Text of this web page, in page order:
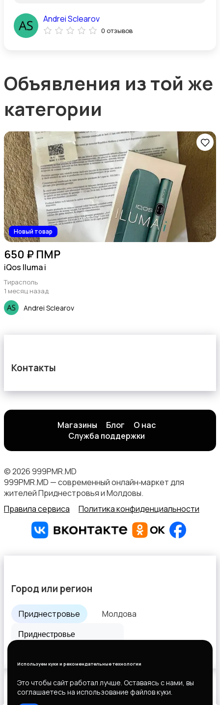
Andrei Sclearov
0 отзывов
Объявления из той же
категории
Новый товар
650 ₽ ПМР
iQos Iluma i
Тирасполь
1 месяц назад
Andrei Sclearov
Контакты
Магазины Блог
О нас
Служба поддержки
© 2026 999PMR.MD
999PMR.MD — современный онлайн‑маркет для
жителей Приднестровья и Молдовы.
Правила сервиса
Политика конфиденциальности
Используем куки и рекомендательные технологии
Это чтобы сайт работал лучше. Оставаясь с нами, вы
соглашаетесь на использование файлов куки.
Город или регион
Приднестровье Молдова
Выберите способ оплаты